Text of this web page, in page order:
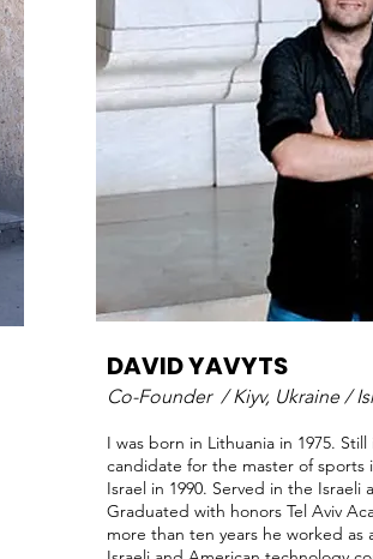
DAVID YAVYTS
Co-Founder /Kiyv, Ukraine /
I was born in Lithuania in 1975.
candidate for the master of sports
Israel in 1990. Served in the Israeli
Graduated with honors Tel Aviv
more than ten years he worked as